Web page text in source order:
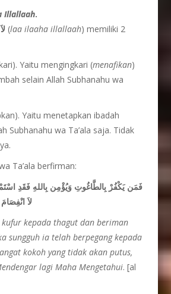
Illallaah.
(laa ilaaha illallaah) memiliki 2
Yaitu mengingkari (menafikan)
selain Allah Subhanahu wa
Yaitu menetapkan ibadah
Subhanahu wa Ta’ala saja. Tidak
Ta’ala berfirman:
فَمَن يَكْفُرْ بِالطَّاغُوتِ وَيُؤْمِن بِاللهِ فَقَدِ
لاَ
kufur kepada thagut dan beriman
sungguh ia telah berpegang kepada
kokoh yang tidak akan putus,
lagi Maha Mengetahui. [al